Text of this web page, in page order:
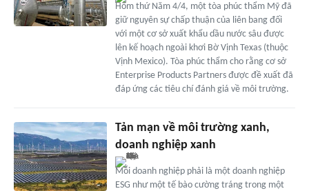
Hôm thứ Năm 4/4, một tòa phúc thẩm Mỹ đã
giữ nguyên sự chấp thuận của liên bang đối
với một cơ sở xuất khẩu dầu nước sâu được
lên kế hoạch ngoài khơi Bờ Vịnh Texas (thuộc
Vịnh Mexico). Tòa phúc thẩm cho rằng cơ sở
Enterprise Products Partners được đề xuất đã
đáp ứng các tiêu chí đánh giá về môi trường.
Tản mạn về môi trường xanh,
doanh nghiệp xanh
Mỗi doanh nghiệp phải là một doanh nghiệp
ESG như một tế bào cường tráng trong một